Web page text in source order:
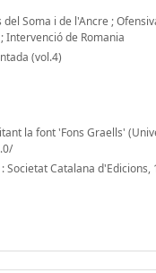
Soma i de l'Ancre ;
Intervenció de Romania
(vol.4)
la font 'Fons Graells'
Catalana d'Edicions,